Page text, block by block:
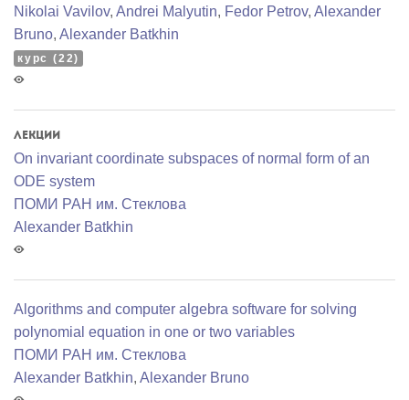
Nikolai Vavilov, Andrei Malyutin, Fedor Petrov, Alexander
Bruno, Alexander Batkhin
курс (22)
Лекции
On invariant coordinate subspaces of normal form of an
ODE system
ПОМИ РАН им. Стеклова
Alexander Batkhin
Algorithms and computer algebra software for solving
polynomial equation in one or two variables
ПОМИ РАН им. Стеклова
Alexander Batkhin, Alexander Bruno